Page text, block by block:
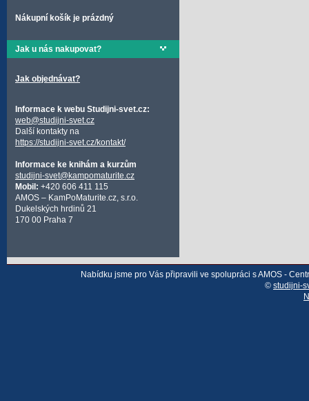
Nákupní košík je prázdný
Jak u nás nakupovat?
Jak objednávat?
Informace k webu Studijni-svet.cz:
web@studijni-svet.cz
Další kontakty na
https://studijni-svet.cz/kontakt/
Informace ke knihám a kurzům
studijni-svet@kampomaturite.cz
Mobil: +420 606 411 115
AMOS – KamPoMaturite.cz, s.r.o.
Dukelských hrdinů 21
170 00 Praha 7
Nabídku jsme pro Vás připravili ve spolupráci s AMOS -
© studijni-